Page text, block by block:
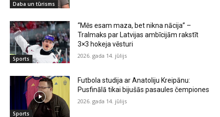
Daba un tūrisms
Sports
“Mēs esam maza, bet nikna nācija” –
Tralmaks par Latvijas ambīcijām rakstīt
3×3 hokeja vēsturi
2026. gada 14. jūlijs
Sports
Futbola studija ar Anatoliju Kreipānu:
Pusfinālā tikai bijušās pasaules čempiones
2026. gada 14. jūlijs